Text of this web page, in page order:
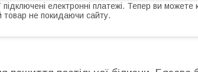
підключені електронні платежі. Тепер ви можете
товар не покидаючи сайту.